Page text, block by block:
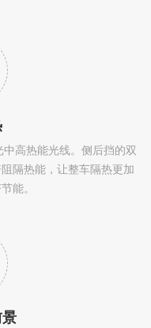
高热能光线。侧后挡的双
隔热能，让整车隔热更加
能。